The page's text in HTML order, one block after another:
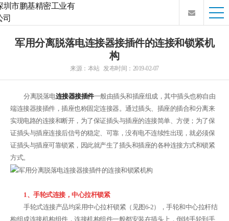
军用分离脱落电连接器接插件的连接和锁紧机
构
来源：本站 发布时间：2019-02-07
分离脱落电连接器接插件一般由插头和插座组成，其中插头也称自由
端连接器接插件，插座也称固定连接器。通过插头、插座的插合和分离来
实现电路的连接和断开，为了保证插头与插座的连接简单、方便；为了保
证插头与插座连接后信号的稳定、可靠，没有电不连续性出现，就必须保
证插头与插座可靠锁紧，因此就产生了插头和插座的各种连接方式和锁紧
方式。
1、手轮式连接，中心拉杆锁紧
手轮式连接产品均采用中心拉杆锁紧（见图6-2），手轮和中心拉杆结
构组成连接机构组件，连接机构组件一般都安装在插头上，倒转手轮到手